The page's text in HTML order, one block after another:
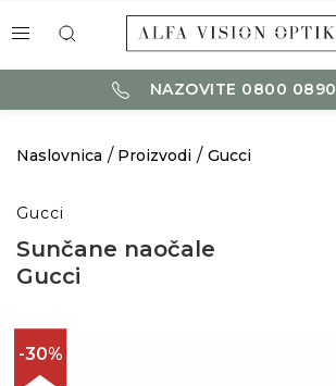
NAZOVITE 0800 0890
Naslovnica Proizvodi Gucci
Gucci
Sunčane naočale
Gucci
-30%